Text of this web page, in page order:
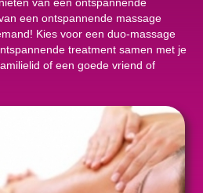
een ontspannende massage
Kies voor een duo-massage
treatment samen met je
of een goede vriend of